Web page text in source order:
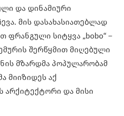
და დინამიური
მის დასახასიათებლად
ფრანგული სიტყვა „bobo“ –
შერწყმით მიღებული
მზარდმა პოპულარობამ
მიიზიდეს აქ
არქიტექტორი და მისი